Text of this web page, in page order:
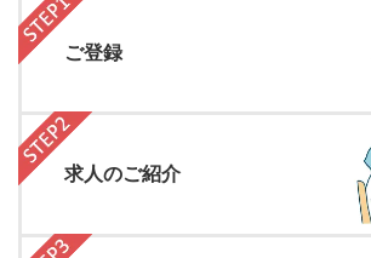
ご登録
求人のご紹介